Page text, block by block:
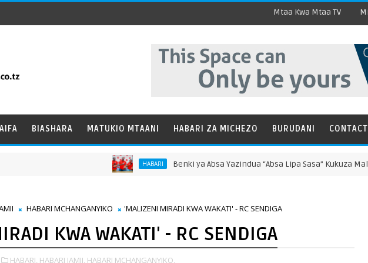
Mtaa Kwa Mtaa TV
BIASHARA MATUKIO MTAANI HABARI ZA MICHEZO BURUDANI
Benki ya Absa Yazindua “Absa Lipa Sasa” Kukuza Malipo ya
HABARI MCHANGANYIKO 'MALIZENI MIRADI KWA WAKATI' - RC SENDIGA
KWA WAKATI' - RC SENDIGA
HABARI, HABARI JAMII, HABARI MCHANGANYIKO,